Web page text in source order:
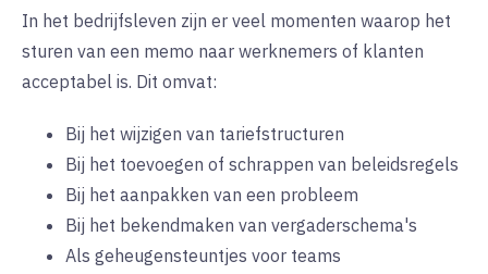
In het bedrijfsleven zijn er veel momenten waarop het
sturen van een memo naar werknemers of klanten
acceptabel is. Dit omvat:
Bij het wijzigen van tariefstructuren
Bij het toevoegen of schrappen van beleidsregels
Bij het aanpakken van een probleem
Bij het bekendmaken van vergaderschema's
Als geheugensteuntjes voor teams